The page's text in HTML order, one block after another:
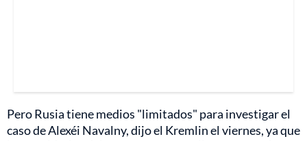
Pero Rusia tiene medios "limitados" para investigar el
caso de Alexéi Navalny, dijo el Kremlin el viernes, ya que